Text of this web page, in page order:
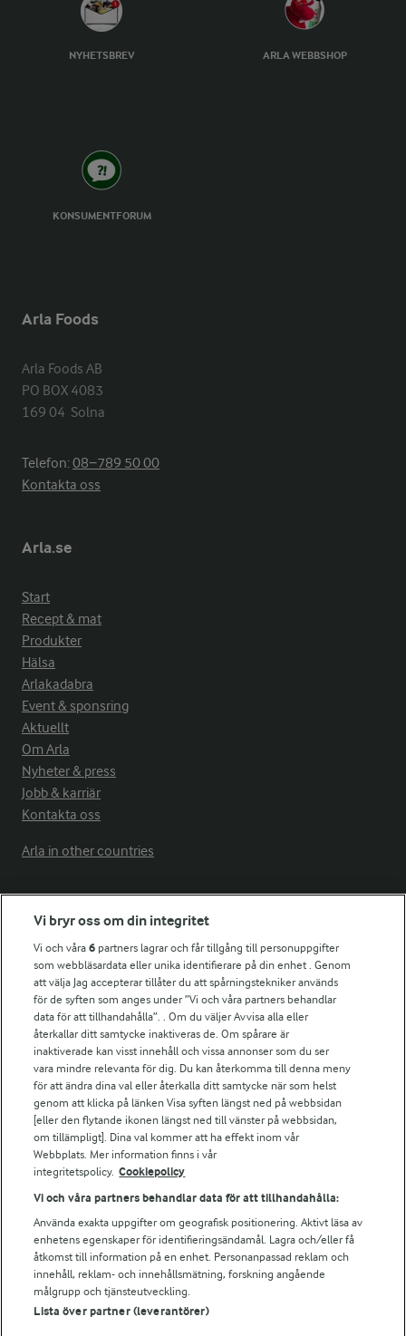
NYHETSBREV ARLA WEBBSHOP
KONSUMENTFORUM
Arla Foods
Arla Foods AB
PO BOX 4083
169 04  Solna
Telefon:08−789 50 00
Kontakta oss
Arla.se
Start
Recept & mat
Produkter
Hälsa
Arlakadabra
Event & sponsring
Aktuellt
Om Arla
Nyheter & press
Jobb & karriär
Kontakta oss
Arla in other countries
Fler Arlasajter
För ägare
Arlas kundportal
Arla.com
Falbygdens Ost
Arla webbshop
Bildbank
Följ oss
© 2026 Arla Foods
Vi bryr oss om din integritet
Vi och våra6 partners lagrar och får tillgång till personuppgifter
som webbläsardata eller unika identifierare på din enhet . Genom
att välja Jag accepterar tillåter du att spårningstekniker används
för de syften som anges under ”Vi och våra partners behandlar
data för att tillhandahålla”. . Om du väljer Avvisa alla eller
återkallar ditt samtycke inaktiveras de. Om spårare är
inaktiverade kan visst innehåll och vissa annonser som du ser
vara mindre relevanta för dig. Du kan återkomma till denna meny
för att ändra dina val eller återkalla ditt samtycke när som helst
genom att klicka på länken Visa syften längst ned på webbsidan
[eller den flytande ikonen längst ned till vänster på webbsidan,
om tillämpligt]. Dina val kommer att ha effekt inom vår
Webbplats. Mer information finns i vår
integritetspolicy. Cookiepolicy
Vi och våra partners behandlar data för att tillhandahålla:
Använda exakta uppgifter om geografisk positionering. Aktivt läsa av
enhetens egenskaper för identifieringsändamål. Lagra och/eller få
åtkomst till information på en enhet. Personanpassad reklam och
innehåll, reklam- och innehållsmätning, forskning angående
målgrupp och tjänsteutveckling.
Lista över partner (leverantörer)